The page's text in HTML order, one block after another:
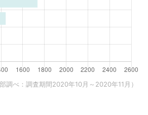
調べ：調査期間2020年10月～2020年11月）